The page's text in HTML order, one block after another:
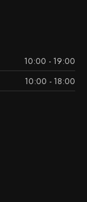
10:00 - 19:00
10:00 - 18:00